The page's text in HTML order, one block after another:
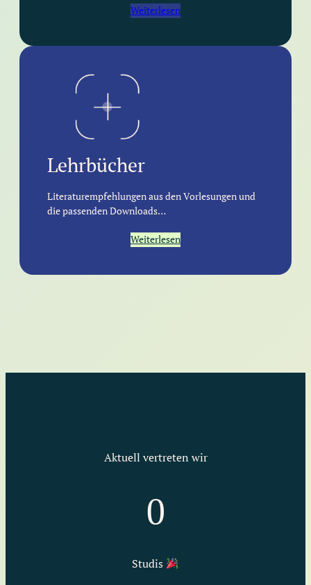
Weiterlesen
Lehrbücher
Literaturempfehlungen aus den Vorlesungen und
die passenden Downloads…
Weiterlesen
Aktuell vertreten wir
0
Studis